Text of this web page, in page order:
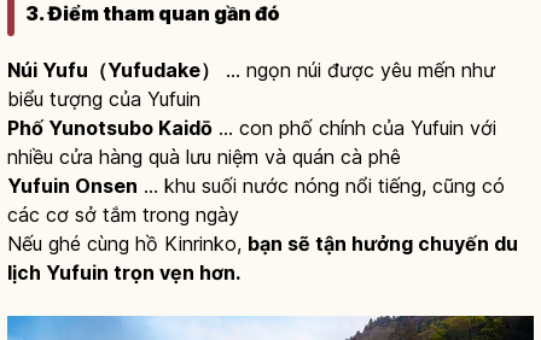
3. Điểm tham quan gần đó
Núi Yufu（Yufudake）
… ngọn núi được yêu mến như
biểu tượng của Yufuin
Phố Yunotsubo Kaidō … con phố chính của Yufuin với
nhiều cửa hàng quà lưu niệm và quán cà phê
Yufuin Onsen … khu suối nước nóng nổi tiếng, cũng có
các cơ sở tắm trong ngày
Nếu ghé cùng hồ Kinrinko, bạn sẽ tận hưởng chuyến du
lịch Yufuin trọn vẹn hơn.